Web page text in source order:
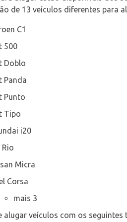
de 13 veículos diferentes para
C1
500
Doblo
Panda
Punto
Tipo
i20
Rio
Micra
Corsa
mais 3
alugar veículos com os